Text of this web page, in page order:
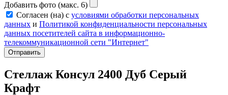
Добавить фото (макс. 6)
Согласен (на) с условиями обработки персональных
данных и Политикой конфиденциальности персональных
данных посетителей сайта в информационно-
телекоммуникационной сети "Интернет"
Отправить
Стеллаж Консул 2400 Дуб Серый
Крафт